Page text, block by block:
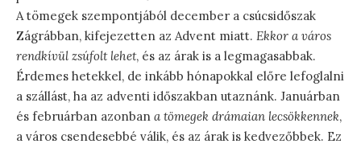
A tömegek szempontjából december a csúcsidőszak
Zágrábban, kifejezetten az Advent miatt. Ekkor a város
rendkívül zsúfolt lehet, és az árak is a legmagasabbak.
Érdemes hetekkel, de inkább hónapokkal előre lefoglalni
a szállást, ha az adventi időszakban utaznánk. Januárban
és februárban azonban a tömegek drámaian lecsökkennek,
a város csendesebbé válik, és az árak is kedvezőbbek. Ez